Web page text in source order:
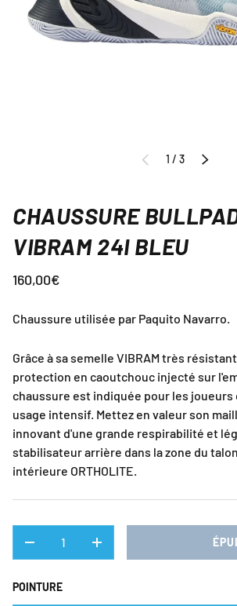
PRÉCÉDENT
1 / de
3 SUIVANT
CHAUSSURE
VIBRAM 24I BLEU
160,00€
Chaussure utilisée par Paquito Navarro.
Grâce à sa semelle VIBRAM très
protection en caoutchouc injecté sur
chaussure est indiquée pour les joueurs
usage intensif. Mettez en valeur son
innovant d'une grande respirabilité et
stabilisateur arrière dans la zone du
intérieure ORTHOLITE.
DIMINUER LA QUANTITÉAUGMENTER LA QUANTITÉ
POINTURE